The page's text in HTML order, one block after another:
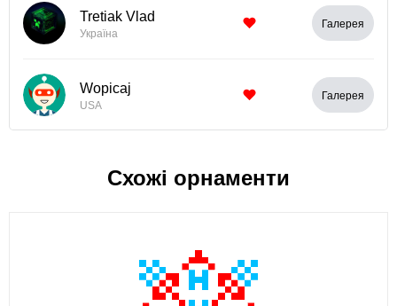
Tretiak Vlad
Україна
Галерея
Wopicaj
USA
Галерея
Схожі орнаменти